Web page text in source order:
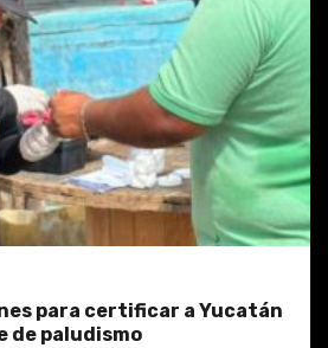
para certificar a Yucatán
de paludismo